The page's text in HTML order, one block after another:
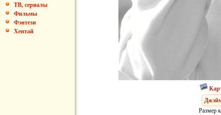
ТВ, сериалы
Фильмы
Фэнтези
Хентай
Размер